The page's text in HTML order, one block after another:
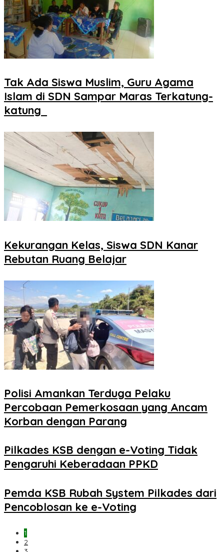
Tak Ada Siswa Muslim, Guru Agama
Islam di SDN Sampar Maras Terkatung-
katung ‎
Kekurangan Kelas, Siswa SDN Kanar
Rebutan Ruang Belajar
Polisi Amankan Terduga Pelaku
Percobaan Pemerkosaan yang Ancam
Korban dengan Parang
Pilkades KSB dengan e-Voting Tidak
Pengaruhi Keberadaan PPKD
Pemda KSB Rubah System Pilkades dari
Pencoblosan ke e-Voting
1
2